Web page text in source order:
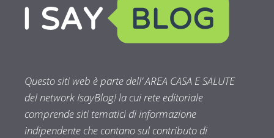
Questo siti web è parte dell’ AREA CASA E SALUTE
del network IsayBlog! la cui rete editoriale
comprende siti tematici di informazione
indipendente che contano sul contributo di